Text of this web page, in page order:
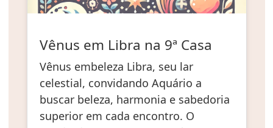
Vênus em Libra na 9ª Casa
Vênus embeleza Libra, seu lar
celestial, convidando Aquário a
buscar beleza, harmonia e sabedoria
superior em cada encontro. O